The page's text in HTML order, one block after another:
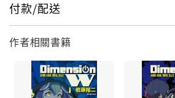
付款/配送
作者相關書籍